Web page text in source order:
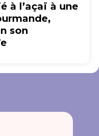
à l’açaï à une
son